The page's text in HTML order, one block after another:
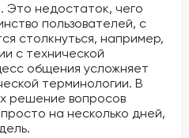
. Это недостаток, чего
пользователей, с
столкнуться, например,
с технической
общения усложняет
терминологии. В
решение вопросов
на несколько дней,